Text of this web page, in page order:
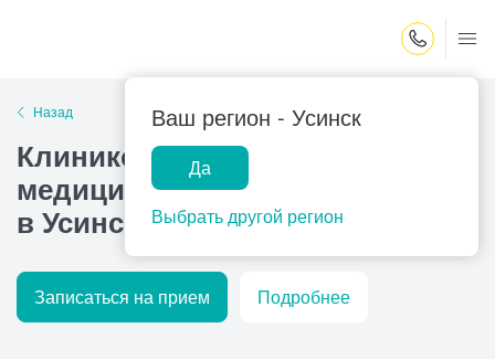
Ваш регион - Усинск
Да
Выбрать другой регион
Назад
Клинико-диагностический
медицинский центр МЕДСИ
в Усинске
Записаться на прием Подробнее